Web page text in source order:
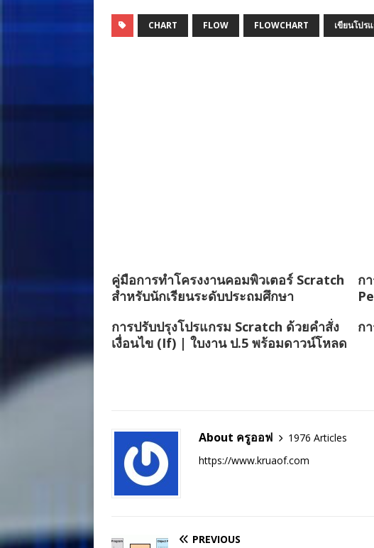
CHART FLOW FLOWCHART เขียนโปร
คู่มือการทำโครงงานคอมพิวเตอร์ Scratch
สำหรับนักเรียนระดับประถมศึกษา
ก
การปรับปรุงโปรแกรม Scratch ด้วยคำสั่ง
เงื่อนไข (If) | ใบงาน ป.5 พร้อมดาวน์โหลด
ก
About ครูออฟ
1976 Articles
https://www.kruaof.com
PREVIOUS